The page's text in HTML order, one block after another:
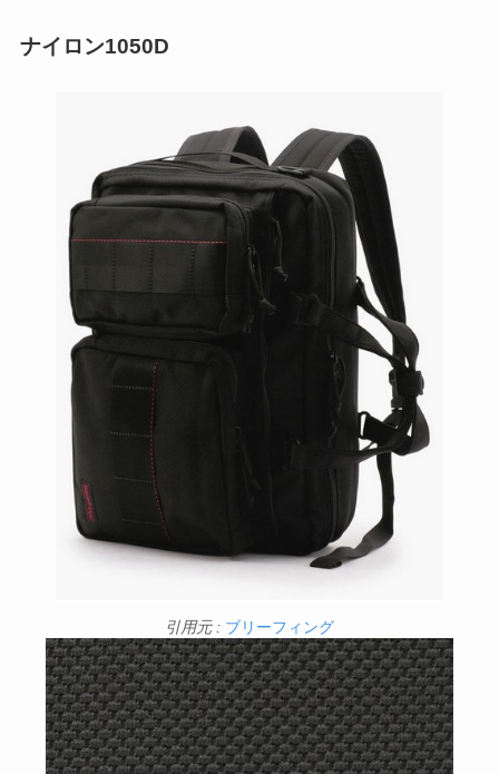
ナイロン1050D
引用元 : ブリーフィング